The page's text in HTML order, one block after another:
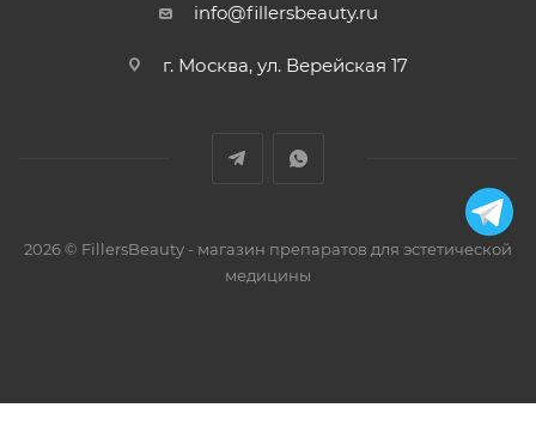
info@fillersbeauty.ru
г. Москва, ул. Верейская 17
2026 © FillersBeauty - магазин препаратов для эстетической
медицины